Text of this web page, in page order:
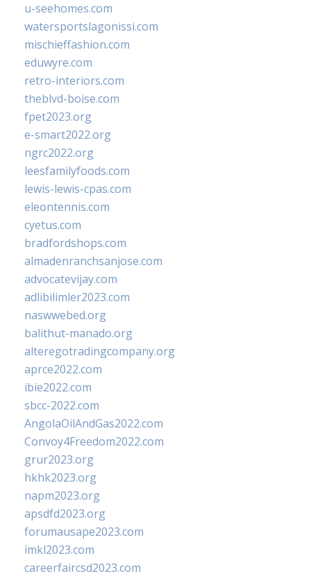
u-seehomes.com
watersportslagonissi.com
mischieffashion.com
eduwyre.com
retro-interiors.com
theblvd-boise.com
fpet2023.org
e-smart2022.org
ngrc2022.org
leesfamilyfoods.com
lewis-lewis-cpas.com
eleontennis.com
cyetus.com
bradfordshops.com
almadenranchsanjose.com
advocatevijay.com
adlibilimler2023.com
naswwebed.org
balithut-manado.org
alteregotradingcompany.org
aprce2022.com
ibie2022.com
sbcc-2022.com
AngolaOilAndGas2022.com
Convoy4Freedom2022.com
grur2023.org
hkhk2023.org
napm2023.org
apsdfd2023.org
forumausape2023.com
imkl2023.com
careerfaircsd2023.com